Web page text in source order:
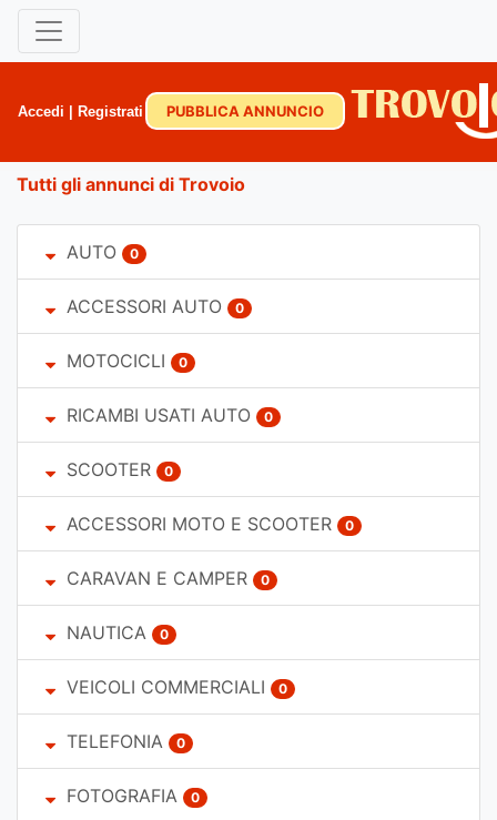
Accedi Registrati PUBBLICA ANNUNCIO
Tutti gli annunci di Trovoio
AUTO 0
ACCESSORI AUTO 0
MOTOCICLI 0
RICAMBI USATI AUTO 0
SCOOTER 0
ACCESSORI MOTO E SCOOTER 0
CARAVAN E CAMPER 0
NAUTICA 0
VEICOLI COMMERCIALI 0
TELEFONIA 0
FOTOGRAFIA 0